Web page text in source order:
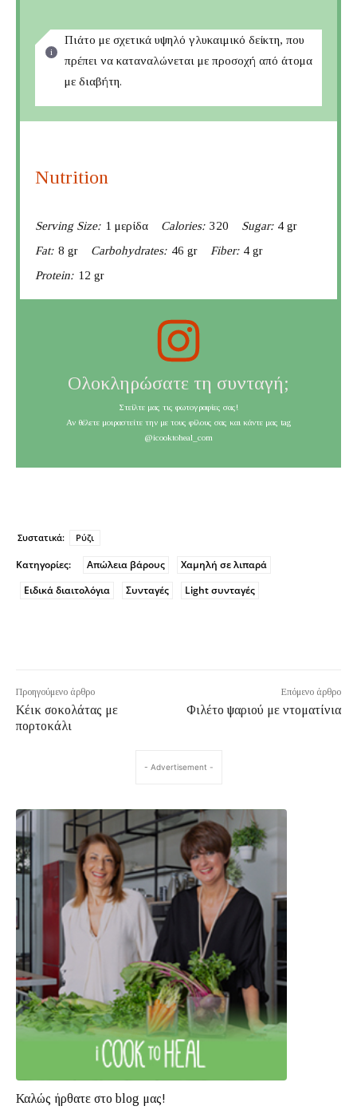
Πιάτο με σχετικά υψηλό γλυκαιμικό δείκτη, που
πρέπει να καταναλώνεται με προσοχή από άτομα
με διαβήτη.
Nutrition
Serving Size: 1 μερίδα Calories: 320 Sugar: 4 gr
Fat: 8 gr Carbohydrates: 46 gr Fiber: 4 gr
Protein: 12 gr
Ολοκληρώσατε τη συνταγή;
Στείλτε μας τις φωτογραφίες σας!
Αν θέλετε μοιραστείτε την με τους φίλους σας και κάντε μας tag
@icooktoheal_com
Συστατικά: Ρύζι
Κατηγορίες: Απώλεια βάρους
Χαμηλή σε λιπαρά
Ειδικά διαιτολόγια
Συνταγές Light συνταγές
Προηγούμενο άρθρο
Κέικ σοκολάτας με
πορτοκάλι
Επόμενο άρθρο
Φιλέτο ψαριού με ντοματίνια
- Advertisement -
Καλώς ήρθατε στο blog μας!